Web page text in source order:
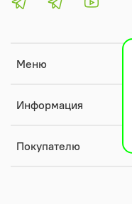
Меню
Информация
Покупателю